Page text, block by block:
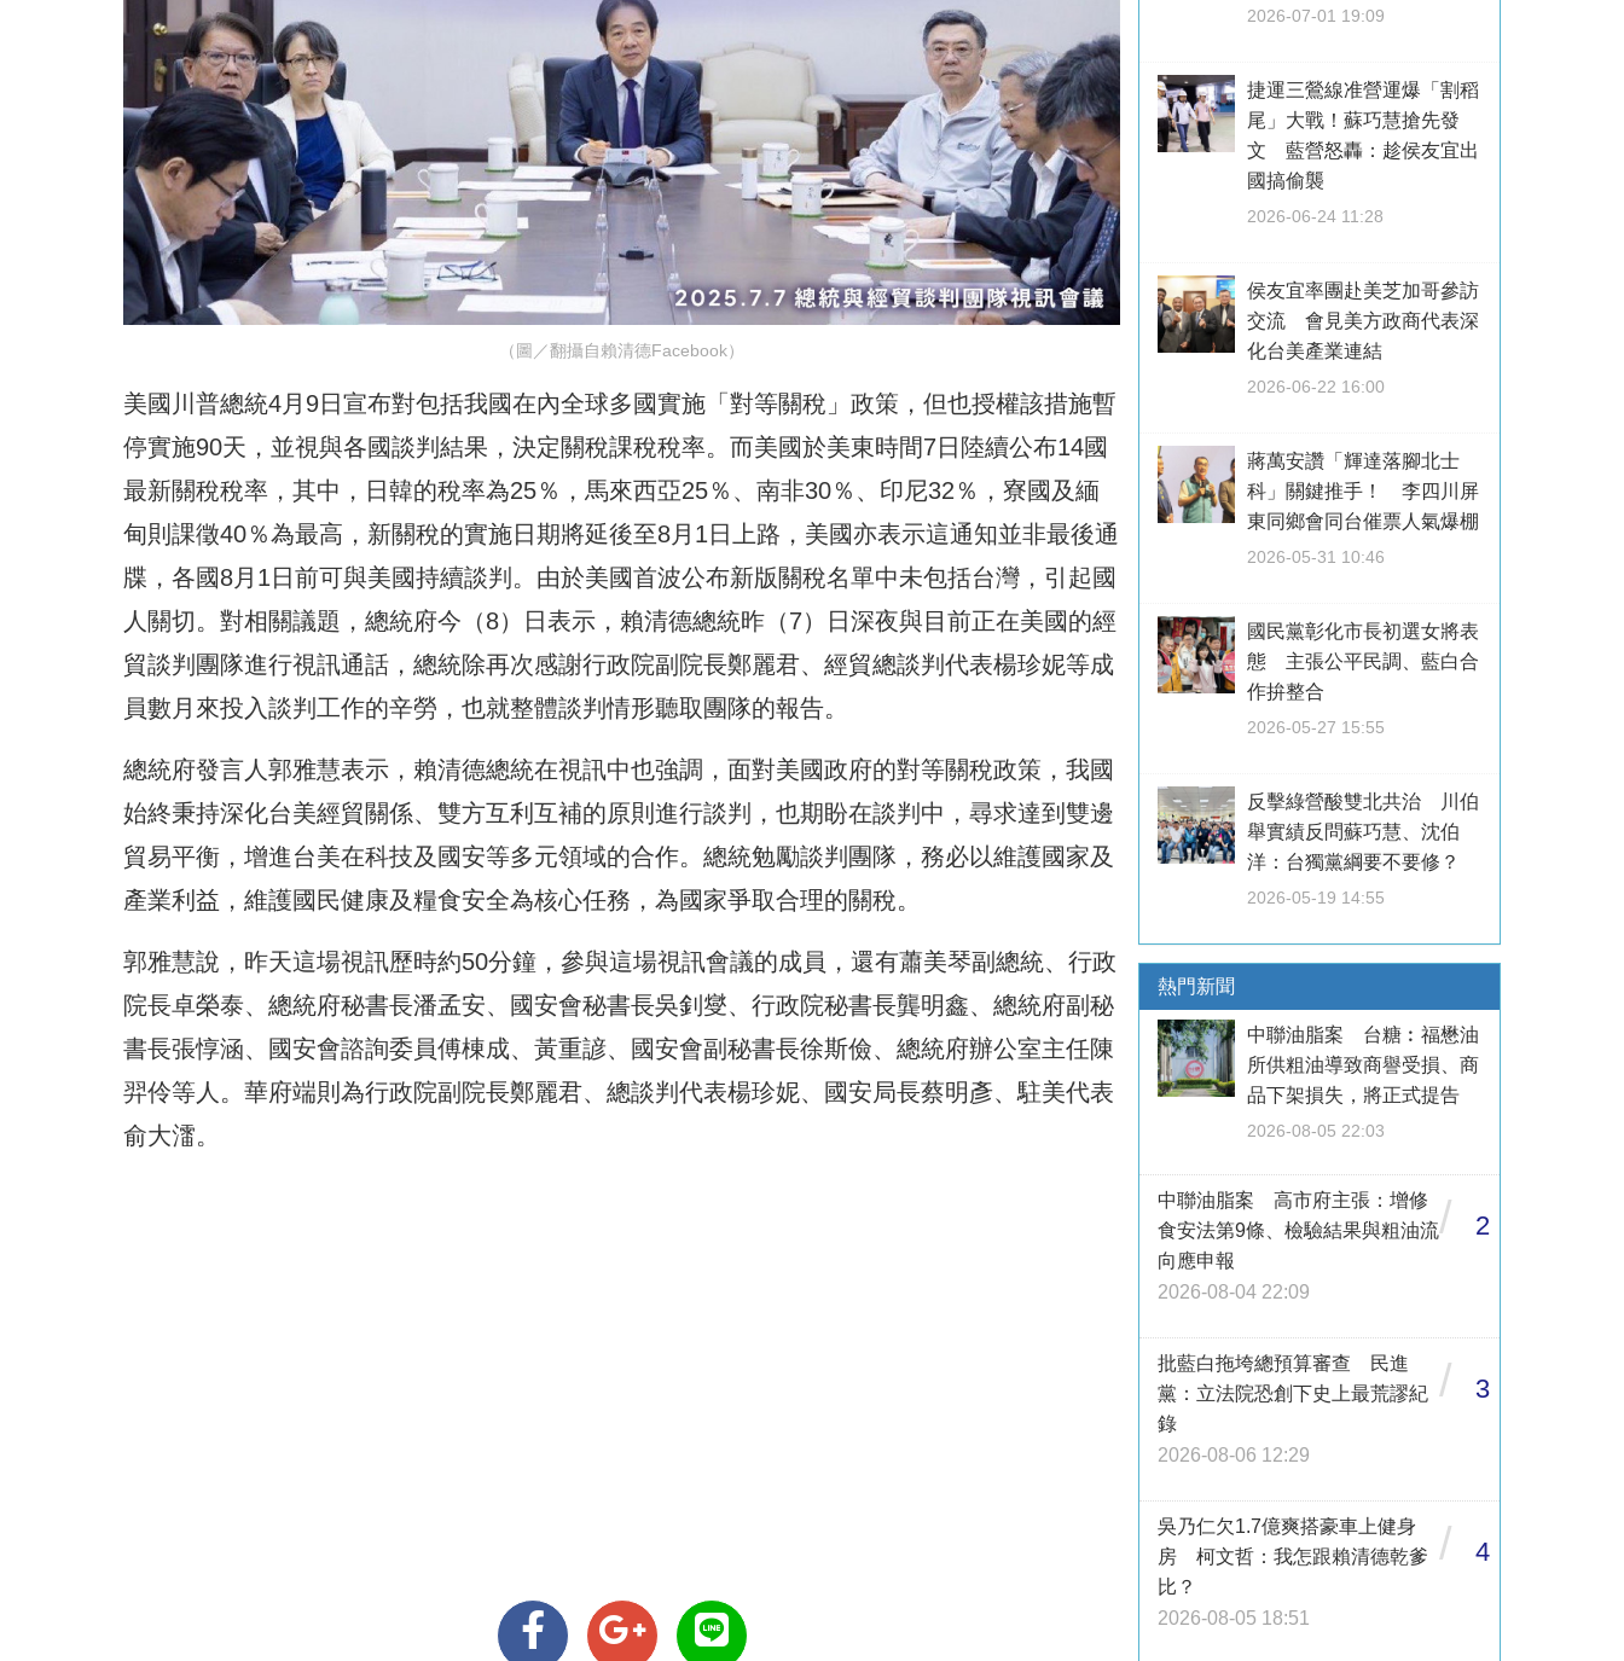
（圖／翻攝自賴清德Facebook）
美國川普總統4月9日宣布對包括我國在內全球多國實施「對等關稅」政策，但也授權該措施暫
停實施90天，並視與各國談判結果，決定關稅課稅稅率。而美國於美東時間7日陸續公布14國
最新關稅稅率，其中，日韓的稅率為25％，馬來西亞25％、南非30％、印尼32％，寮國及緬
甸則課徵40％為最高，新關稅的實施日期將延後至8月1日上路，美國亦表示這通知並非最後通
牒，各國8月1日前可與美國持續談判。由於美國首波公布新版關稅名單中未包括台灣，引起國
人關切。對相關議題，總統府今（8）日表示，賴清德總統昨（7）日深夜與目前正在美國的經
貿談判團隊進行視訊通話，總統除再次感謝行政院副院長鄭麗君、經貿總談判代表楊珍妮等成
員數月來投入談判工作的辛勞，也就整體談判情形聽取團隊的報告。
總統府發言人郭雅慧表示，賴清德總統在視訊中也強調，面對美國政府的對等關稅政策，我國
始終秉持深化台美經貿關係、雙方互利互補的原則進行談判，也期盼在談判中，尋求達到雙邊
貿易平衡，增進台美在科技及國安等多元領域的合作。總統勉勵談判團隊，務必以維護國家及
產業利益，維護國民健康及糧食安全為核心任務，為國家爭取合理的關稅。
郭雅慧說，昨天這場視訊歷時約50分鐘，參與這場視訊會議的成員，還有蕭美琴副總統、行政
院長卓榮泰、總統府秘書長潘孟安、國安會秘書長吳釗燮、行政院秘書長龔明鑫、總統府副秘
書長張惇涵、國安會諮詢委員傅棟成、黃重諺、國安會副秘書長徐斯儉、總統府辦公室主任陳
羿伶等人。華府端則為行政院副院長鄭麗君、總談判代表楊珍妮、國安局長蔡明彥、駐美代表
俞大㵢。
2026-07-01 19:09
捷運三鶯線准營運爆「割稻
尾」大戰！蘇巧慧搶先發
文 藍營怒轟：趁侯友宜出
國搞偷襲
2026-06-24 11:28
侯友宜率團赴美芝加哥參訪
交流 會見美方政商代表深
化台美產業連結
2026-06-22 16:00
蔣萬安讚「輝達落腳北士
科」關鍵推手！ 李四川屏
東同鄉會同台催票人氣爆棚
2026-05-31 10:46
國民黨彰化市長初選女將表
態 主張公平民調、藍白合
作拚整合
2026-05-27 15:55
反擊綠營酸雙北共治 川伯
舉實績反問蘇巧慧、沈伯
洋：台獨黨綱要不要修？
2026-05-19 14:55
熱門新聞
中聯油脂案 台糖︰福懋油
所供粗油導致商譽受損、商
品下架損失，將正式提告
2026-08-05 22:03
中聯油脂案 高市府主張：增修
食安法第9條、檢驗結果與粗油流
向應申報
2026-08-04 22:09
/ 2
批藍白拖垮總預算審查 民進
黨：立法院恐創下史上最荒謬紀
錄
2026-08-06 12:29
/ 3
吳乃仁欠1.7億爽搭豪車上健身
房 柯文哲：我怎跟賴清德乾爹
比？
2026-08-05 18:51
/ 4